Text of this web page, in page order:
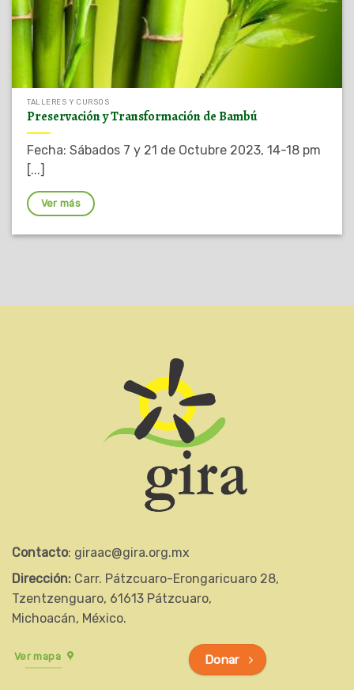
TALLERES Y CURSOS
Preservación y Transformación de Bambú
Fecha: Sábados 7 y 21 de Octubre 2023, 14-18 pm
[...]
Ver más
Contacto: giraac@gira.org.mx
Dirección: Carr. Pátzcuaro-Erongaricuaro 28,
Tzentzenguaro, 61613 Pátzcuaro,
Michoacán, México.
Ver mapa Donar